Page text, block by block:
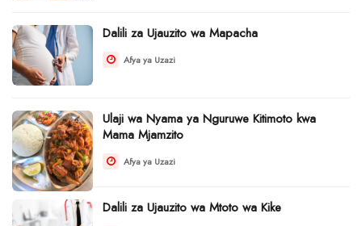
Dalili za Ujauzito wa Mapacha
Afya ya Uzazi
Ulaji wa Nyama ya Nguruwe Kitimoto kwa
Mama Mjamzito
Afya ya Uzazi
Dalili za Ujauzito wa Mtoto wa Kike